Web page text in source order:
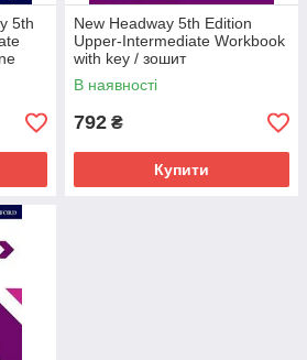
5th
New Headway 5th Edition
Upper-Intermediate Workbook
with key / зошит
В наявності
792 ₴
Купити